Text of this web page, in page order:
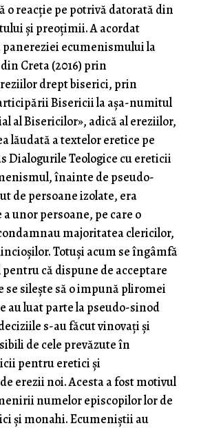
o reacție pe potrivă datorată din
și preoțimii. A acordat
panereziei ecumenismului la
Creta (2016) prin
drept biserici, prin
Bisericii la așa-numitul
al Bisericilor», adică al ereziilor,
lăudată a textelor eretice pe
Dialogurile Teologice cu ereticii
înainte de pseudo-
de persoane izolate, era
unor persoane, pe care o
majoritatea clericilor,
Totuși acum se îngâmfă
că dispune de acceptare
se silește să o impună pliromei
au luat parte la pseudo-sinod
s-au făcut vinovați și
de cele prevăzute în
pentru eretici și
erezii noi. Acesta a fost motivul
numelor episcopilor lor de
și monahi. Ecumeniștii au